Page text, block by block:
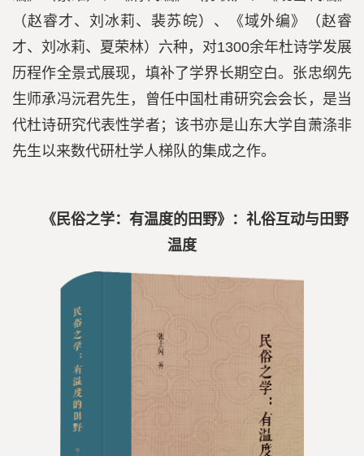
（赵睿才、刘冰莉、裴苏皖）、《域外编》（赵睿
才、刘冰莉、夏荣林）六种，对1300余年杜诗学发展
历程作全景式展现，填补了学界长期空白。张忠纲先
生师承冯沅君先生，曾任中国杜甫研究会会长，是当
代杜诗研究代表性学者；该书亦是山东大学自萧涤非
先生以来数代研杜学人梯队的集成之作。
《民俗之学：有温度的田野》：礼俗互动与田野
温度